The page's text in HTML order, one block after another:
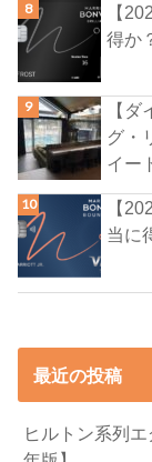
【
得か
【
グ・
イー
【
当に
最近の投稿
ヒルトン系列